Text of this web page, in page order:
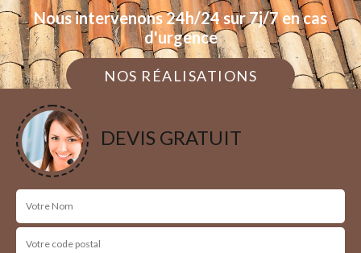
Nous intervenons 24h/24 sur 7j/7 en cas
d'urgence
NOS RÉALISATIONS
DEVIS GRATUIT